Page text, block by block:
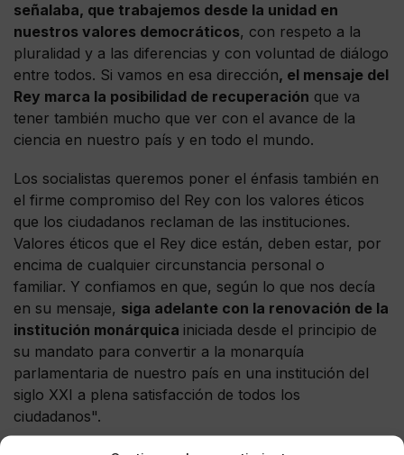
señalaba, que trabajemos desde la unidad en
nuestros valores democráticos, con respeto a la
pluralidad y a las diferencias y con voluntad de diálogo
entre todos. Si vamos en esa dirección, el mensaje del
Rey marca la posibilidad de recuperación que va
tener también mucho que ver con el avance de la
ciencia en nuestro país y en todo el mundo.
Los socialistas queremos poner el énfasis también en
el firme compromiso del Rey con los valores éticos
que los ciudadanos reclaman de las instituciones.
Valores éticos que el Rey dice están, deben estar, por
encima de cualquier circunstancia personal o
familiar. Y confiamos en que, según lo que nos decía
en su mensaje, siga adelante con la renovación de la
institución monárquica iniciada desde el principio de
su mandato para convertir a la monarquía
parlamentaria de nuestro país en una institución del
siglo XXI a plena satisfacción de todos los
ciudadanos".